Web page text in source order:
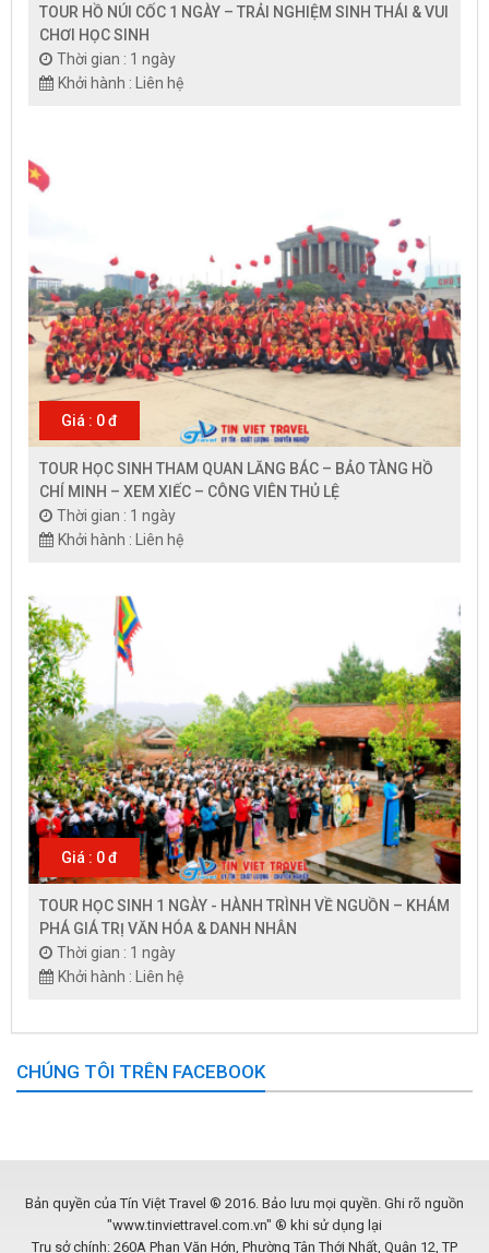
TOUR HỒ NÚI CỐC 1 NGÀY – TRẢI NGHIỆM SINH THÁI & VUI
CHƠI HỌC SINH
Thời gian : 1 ngày
Khởi hành : Liên hệ
Giá : 0 đ
TOUR HỌC SINH THAM QUAN LĂNG BÁC – BẢO TÀNG HỒ
CHÍ MINH – XEM XIẾC – CÔNG VIÊN THỦ LỆ
Thời gian : 1 ngày
Khởi hành : Liên hệ
Giá : 0 đ
TOUR HỌC SINH 1 NGÀY - HÀNH TRÌNH VỀ NGUỒN – KHÁM
PHÁ GIÁ TRỊ VĂN HÓA & DANH NHÂN
Thời gian : 1 ngày
Khởi hành : Liên hệ
CHÚNG TÔI TRÊN FACEBOOK
Bản quyền của Tín Việt Travel ® 2016. Bảo lưu mọi quyền. Ghi rõ nguồn
"www.tinviettravel.com.vn" ® khi sử dụng lại
Trụ sở chính: 260A Phan Văn Hớn, Phường Tân Thới Nhất, Quận 12, TP